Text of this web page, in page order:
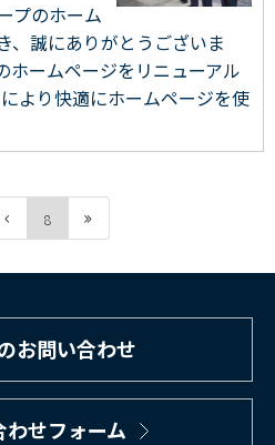
プのホーム
、誠にありがとうございま
ホームページをリニューアル
より快適にホームページを使
8
お問い合わせ
わせフォーム